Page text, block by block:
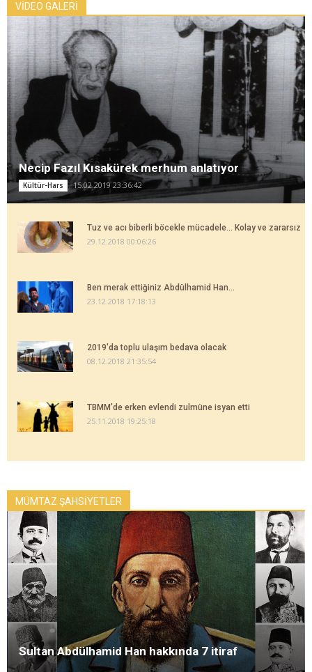
VİDEO GALERİ
Necip Fazıl Kısakürek merhum anlatıyor
Kültür-Hars 15.02.2019 23:36:42
Tuz ve acı biberli böcekle mücadele... Kolay ve zararsız
29.12.2018 00:06:26
Ben merak ettiğiniz Abdülhamid Han...
23.12.2018 17:18:13
2019'da toplu ulaşım bedava olacak
08.12.2018 21:35:54
TBMM'de erken evlendi zulmüne isyan etti
25.11.2018 19:25:18
MÜMTAZ ŞAHSİYETLER
Sultan Abdülhamid Han hakkında 7 itiraf